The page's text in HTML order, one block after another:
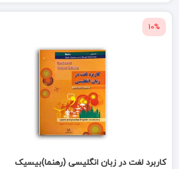
10%
کاربرد لغت در زبان انگلیسی (رهنما)بیسیک